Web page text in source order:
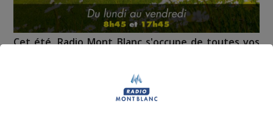
Cet été, Radio Mont Blanc s'occupe de toutes vos
Deux rendez-vous par jour, à 8h45 et 17h45 sur